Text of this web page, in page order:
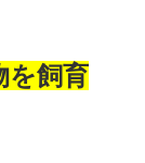
を飼育